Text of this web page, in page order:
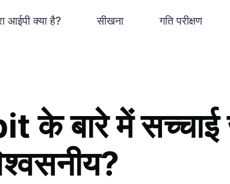
आईपी क्या है? सीखना गति परीक्षण
बारे में सच्चाई